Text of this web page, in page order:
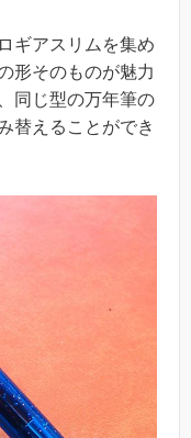
ギアスリムを集め
形そのものが魅力
同じ型の万年筆の
替えることができ